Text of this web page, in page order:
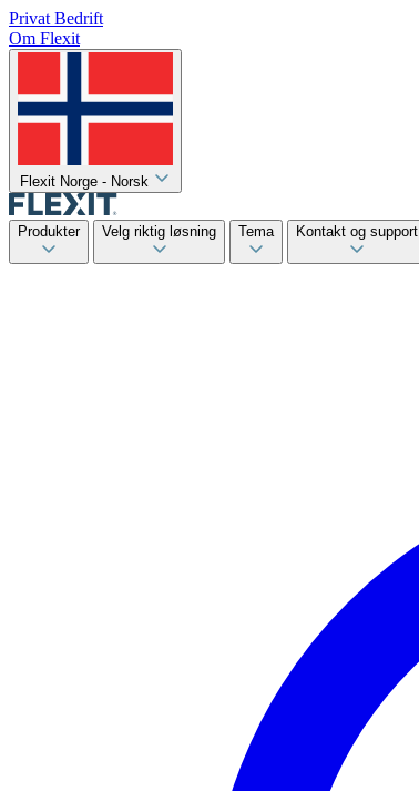
Privat Bedrift
Om Flexit
Flexit Norge - Norsk
Produkter Velg riktig løsning Tema Kontakt og support